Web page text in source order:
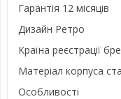
Гарантія 12 місяців
Дизайн Ретро
Країна реєстрації
Матеріал корпуса
Особливості